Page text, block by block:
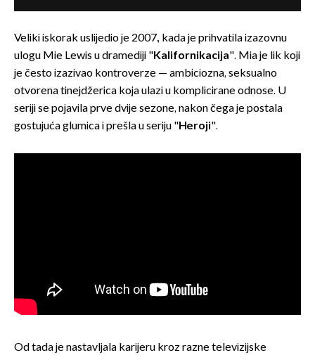
Veliki iskorak uslijedio je 2007., kada je prihvatila izazovnu
ulogu Mie Lewis u dramediji "Kalifornikacija". Mia je lik koji
je često izazivao kontroverze — ambiciozna, seksualno
otvorena tinejdžerica koja ulazi u komplicirane odnose. U
seriji se pojavila prve dvije sezone, nakon čega je postala
gostujuća glumica i prešla u seriju "Heroji".
Od tada je nastavljala karijeru kroz razne televizijske